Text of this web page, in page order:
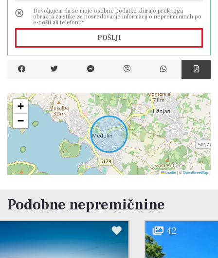
Dovoljujem da se moje osebne podatke zbirajo prek tega
obrazca za stike za posredovanje informacij o nepremičninah po
e-pošti ali telefonu*
POŠLJI
+
−
Leaflet|©OpenStreetMap
Podobne nepremičnine